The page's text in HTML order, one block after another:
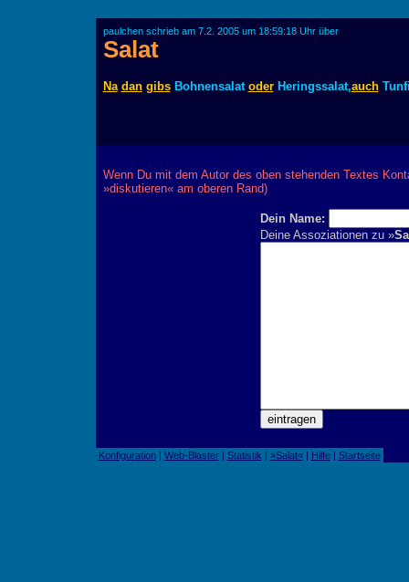
paulchen schrieb am 7.2. 2005 um 18:59:18 Uhr über
Salat
Na dan gibsBohnensalat oderHeringssalat,auch
Wenn Du mit dem Autor des oben stehenden Textes
»diskutieren« am oberen Rand)
Dein Name:
Deine Assoziationen zu »
Konfiguration| Web-Blaster| Statistik | »Salat«| Hilfe| Startseite